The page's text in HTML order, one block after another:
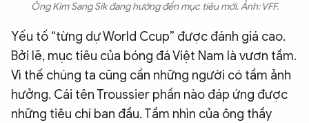
Ông Kim Sang Sik đang hướng đến mục tiêu mới. Ảnh: VFF.
Yếu tố “từng dự World Ccup” được đánh giá cao.
Bởi lẽ, mục tiêu của bóng đá Việt Nam là vươn tầm.
Vì thế chúng ta cũng cần những người có tầm ảnh
hưởng. Cái tên Troussier phần nào đáp ứng được
những tiêu chí ban đầu. Tầm nhìn của ông thầy